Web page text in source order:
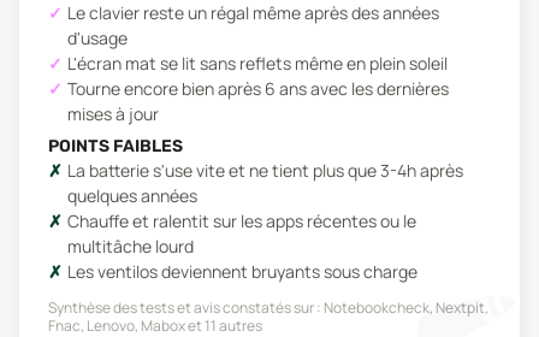
Le clavier reste un régal même après des années
d'usage
L'écran mat se lit sans reflets même en plein soleil
Tourne encore bien après 6 ans avec les dernières
mises à jour
POINTS FAIBLES
La batterie s'use vite et ne tient plus que 3-4h après
quelques années
Chauffe et ralentit sur les apps récentes ou le
multitâche lourd
Les ventilos deviennent bruyants sous charge
Synthèse des tests et avis constatés sur : Notebookcheck, Nextpit,
Fnac, Lenovo, Maboxet 11 autres